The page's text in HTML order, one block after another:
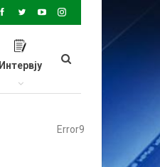
Интервју
Error9